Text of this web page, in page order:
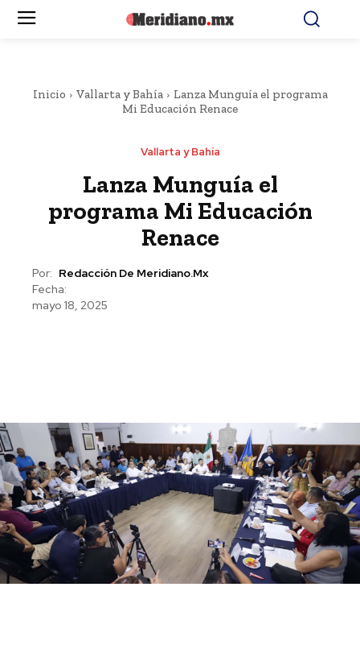
Inicio Vallarta y Bahía
Lanza Munguía el programa
Mi Educación Renace
Vallarta y Bahía
Lanza Munguía el
programa Mi Educación
Renace
Por: Redacción De Meridiano.mx
Fecha:
mayo 18, 2025